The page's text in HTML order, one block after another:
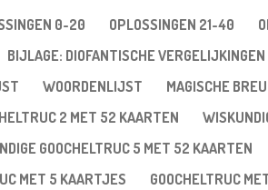
0-20 OPLOSSINGEN 21-40
BIJLAGE: DIOFANTISCHE VERGELIJKINGEN
WOORDENLIJST MAGISCHE
2 MET 52 KAARTEN
GOOCHELTRUC 5 MET 52 KAARTEN
MET 5 KAARTJES GOOCHELTRUC